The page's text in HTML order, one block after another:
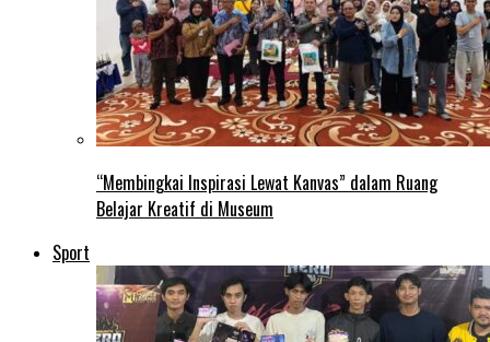
“Membingkai Inspirasi Lewat Kanvas” dalam Ruang
Belajar Kreatif di Museum
Sport